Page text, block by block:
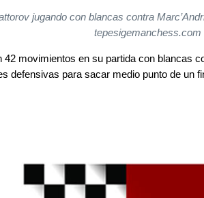
jugando con blancas contra
tepesigemanchess.com
42 movimientos en su partida con blancas
defensivas para sacar medio punto de un